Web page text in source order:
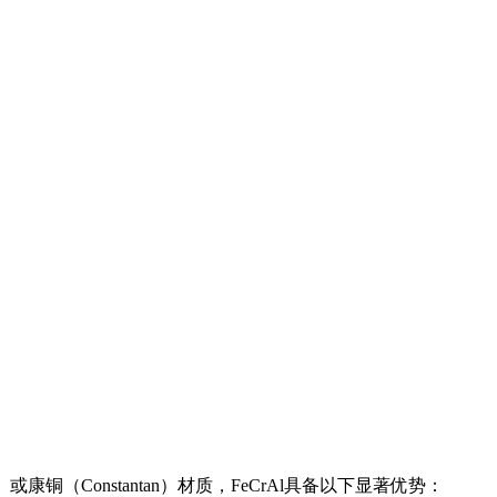
康铜（Constantan）材质，FeCrAl具备以下显著优势：